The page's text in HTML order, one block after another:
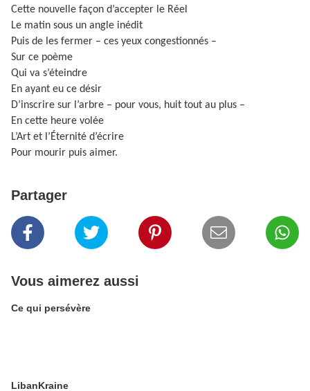
Cette nouvelle façon d’accepter le Réel
Le matin sous un angle inédit
Puis de les fermer – ces yeux congestionnés –
Sur ce poème
Qui va s’éteindre
En ayant eu ce désir
D’inscrire sur l’arbre – pour vous, huit tout au plus –
En cette heure volée
L’Art et l’Éternité d’écrire
Pour mourir puis aimer.
Partager
Vous aimerez aussi
Ce qui persévère
LibanKraine